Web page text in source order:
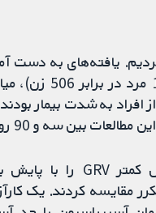
بین سه و 90 روز متغیر بود.